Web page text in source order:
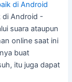
di Android
di Android -
suara ataupun
online saat ini
buat
itu juga dapat